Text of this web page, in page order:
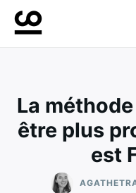
SkipSearch
for:
La
être plus
est